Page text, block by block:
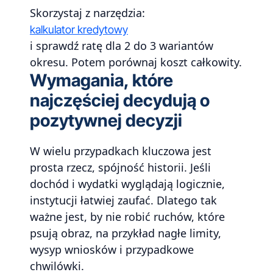
Skorzystaj z narzędzia:
kalkulator kredytowy
i sprawdź ratę dla 2 do 3 wariantów
okresu. Potem porównaj koszt całkowity.
Wymagania, które
najczęściej decydują o
pozytywnej decyzji
W wielu przypadkach kluczowa jest
prosta rzecz, spójność historii. Jeśli
dochód i wydatki wyglądają logicznie,
instytucji łatwiej zaufać. Dlatego tak
ważne jest, by nie robić ruchów, które
psują obraz, na przykład nagłe limity,
wysyp wniosków i przypadkowe
chwilówki.